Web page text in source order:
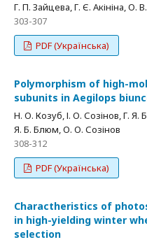
Г. П. Зайцева, Г. Є. Акініна, О.
303-307
PDF (Українська)
Polymorphism of high-
subunits in Aegilops
Н. О. Козуб, І. О. Созінов, Г. Я.
Я. Б. Блюм, О. О. Созінов
308-312
PDF (Українська)
Charactheristics of
in high-yielding winter
selection